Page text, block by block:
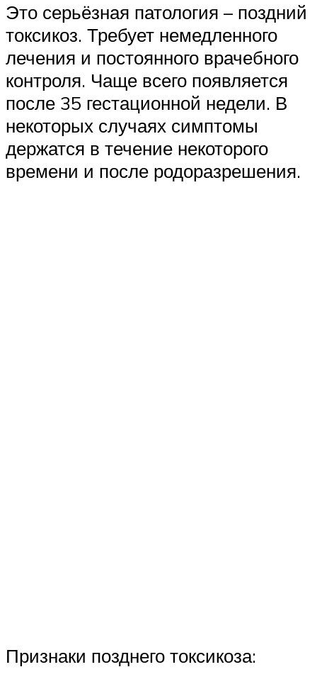
Это серьёзная патология – поздний
токсикоз. Требует немедленного
лечения и постоянного врачебного
контроля. Чаще всего появляется
после 35 гестационной недели. В
некоторых случаях симптомы
держатся в течение некоторого
времени и после родоразрешения.
Признаки позднего токсикоза: